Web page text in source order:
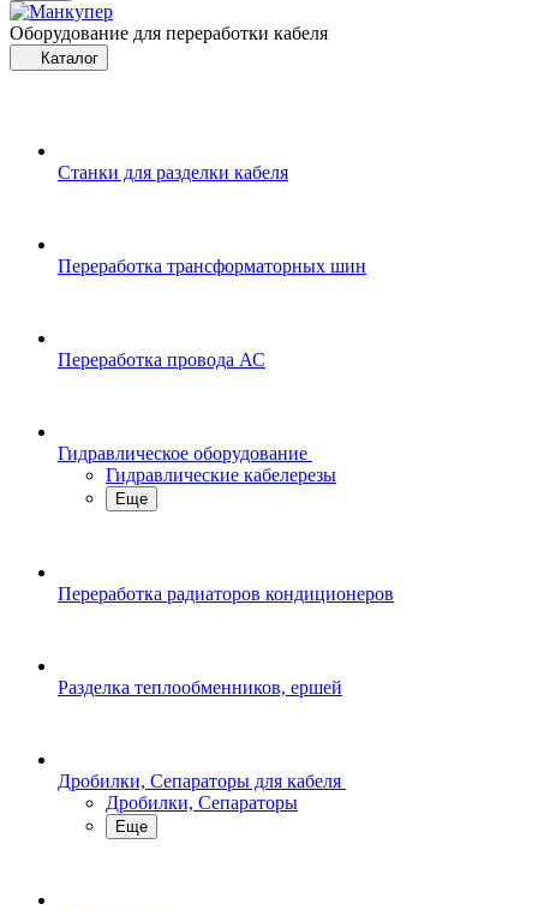
Оборудование для переработки кабеля
Каталог
Станки для разделки кабеля
Переработка трансформаторных шин
Переработка провода АС
Гидравлическое оборудование
Гидравлические кабелерезы
Еще
Переработка радиаторов кондиционеров
Разделка теплообменников, ершей
Дробилки, Сепараторы для кабеля
Дробилки, Сепараторы
Еще